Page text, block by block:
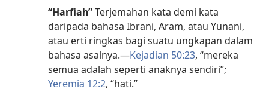
“Harfiah”Terjemahan kata demi kata
daripada bahasa Ibrani, Aram, atau Yunani,
atau erti ringkas bagi suatu ungkapan dalam
bahasa asalnya.—Kejadian 50:23, “mereka
semua adalah seperti anaknya sendiri”;
Yeremia 12:2, “hati.”